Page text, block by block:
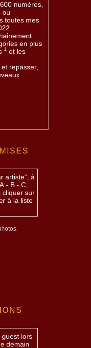
numéros,
ou
toutes mes
en plus
1 et les
repasser,
artiste", à
- B - C,
cliquer sur
à la liste
guest lors
demain